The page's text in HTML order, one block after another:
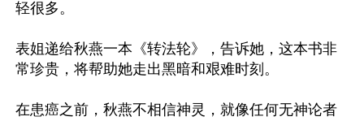
轻很多。
表姐递给秋燕一本《转法轮》，告诉她，这本书非
常珍贵，将帮助她走出黑暗和艰难时刻。
在患癌之前，秋燕不相信神灵，就像任何无神论者